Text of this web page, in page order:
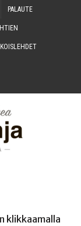
PALAU­TE
klikkaamalla